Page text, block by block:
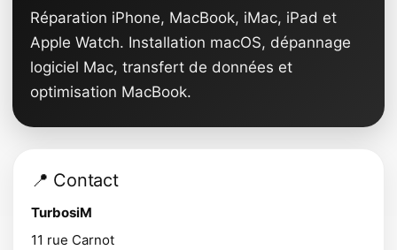
Réparation iPhone, MacBook, iMac, iPad et
Apple Watch. Installation macOS, dépannage
logiciel Mac, transfert de données et
optimisation MacBook.
📍 Contact
TurbosiM
11 rue Carnot